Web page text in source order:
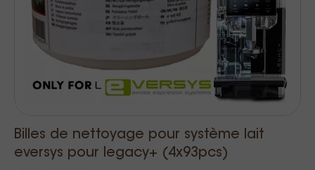
Billes de nettoyage pour système lait
eversys pour legacy+ (4x93pcs)